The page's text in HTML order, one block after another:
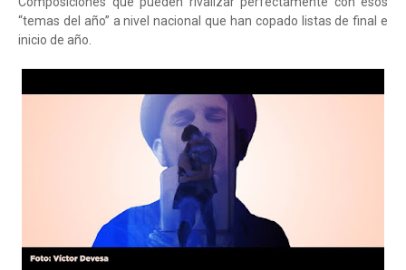
“temas del año” a nivel nacional que han copado listas de final e
inicio de año.